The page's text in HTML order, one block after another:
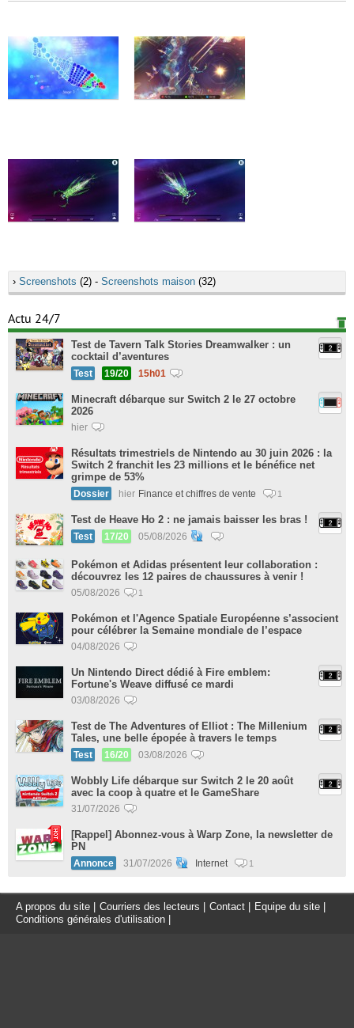
› Screenshots (2) - Screenshots maison (32)
Actu 24/7
Test de Tavern Talk Stories Dreamwalker : un
cocktail d’aventures
Test 19/20 15h01
Minecraft débarque sur Switch 2 le 27 octobre
2026
hier
Résultats trimestriels de Nintendo au 30 juin 2026 : la
Switch 2 franchit les 23 millions et le bénéfice net
grimpe de 53%
Dossier hier Finance et chiffres de vente 1
Test de Heave Ho 2 : ne jamais baisser les bras !
Test 17/20 05/08/2026
Pokémon et Adidas présentent leur collaboration :
découvrez les 12 paires de chaussures à venir !
05/08/2026 1
Pokémon et l'Agence Spatiale Européenne s’associent
pour célébrer la Semaine mondiale de l’espace
04/08/2026
Un Nintendo Direct dédié à Fire emblem:
Fortune's Weave diffusé ce mardi
03/08/2026
Test de The Adventures of Elliot : The Millenium
Tales, une belle épopée à travers le temps
Test 16/20 03/08/2026
Wobbly Life débarque sur Switch 2 le 20 août
avec la coop à quatre et le GameShare
31/07/2026
[Rappel] Abonnez-vous à Warp Zone, la newsletter de
PN
Annonce 31/07/2026 Internet 1
A propos du site Courriers des lecteurs Contact Equipe du site
Conditions générales d'utilisation